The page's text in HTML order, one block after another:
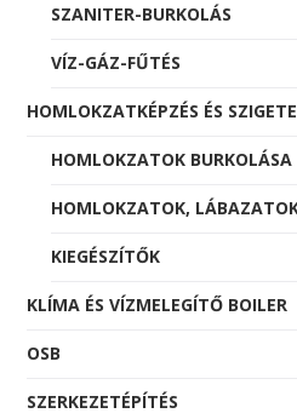
SZANITER-BURKOLÁS
VÍZ-GÁZ-FŰTÉS
HOMLOKZATKÉPZÉS ÉS
HOMLOKZATOK BURKOLÁSA
HOMLOKZATOK,
KIEGÉSZÍTŐK
KLÍMA ÉS VÍZMELEGÍTŐ BOILER
OSB
SZERKEZETÉPÍTÉS